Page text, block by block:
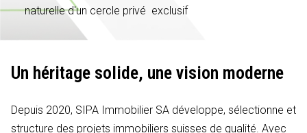
naturelle d'un cercle privé exclusif
Un héritage solide, une vision moderne
Depuis 2020, SIPA Immobilier SA développe, sélectionne et
structure des projets immobiliers suisses de qualité. Avec